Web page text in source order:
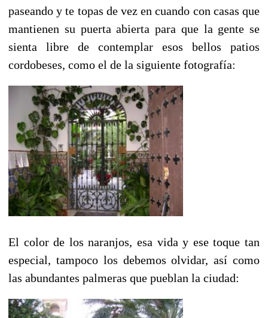
paseando y te topas de vez en cuando con casas que
mantienen su puerta abierta para que la gente se
sienta libre de contemplar esos bellos patios
cordobeses, como el de la siguiente fotografía:
El color de los naranjos, esa vida y ese toque tan
especial, tampoco los debemos olvidar, así como
las abundantes palmeras que pueblan la ciudad: